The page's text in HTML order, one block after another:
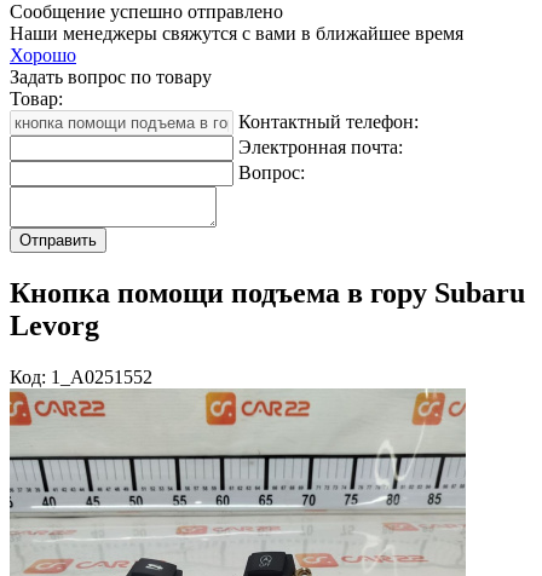
Сообщение успешно отправлено
Наши менеджеры свяжутся с вами в ближайшее время
Хорошо
Задать вопрос по товару
Товар:
Контактный телефон:
Электронная почта:
Вопрос:
Кнопка помощи подъема в гору Subaru
Levorg
Код: 1_A0251552